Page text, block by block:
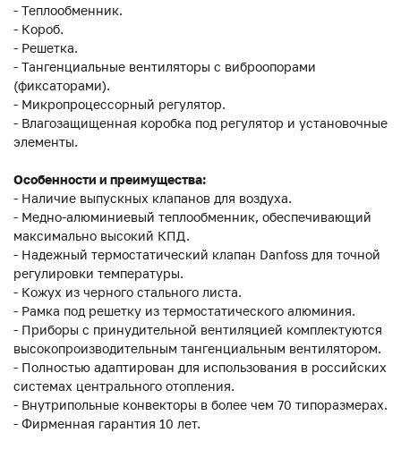
- Теплообменник.
- Короб.
- Решетка.
- Тангенциальные вентиляторы с виброопорами
(фиксаторами).
- Микропроцессорный регулятор.
- Влагозащищенная коробка под регулятор и установочные
элементы.
Особенности и преимущества:
- Наличие выпускных клапанов для воздуха.
- Медно-алюминиевый теплообменник, обеспечивающий
максимально высокий КПД.
- Надежный термостатический клапан Danfoss для точной
регулировки температуры.
- Кожух из черного стального листа.
- Рамка под решетку из термостатического алюминия.
- Приборы с принудительной вентиляцией комплектуются
высокопроизводительным тангенциальным вентилятором.
- Полностью адаптирован для использования в российских
системах центрального отопления.
- Внутрипольные конвекторы в более чем 70 типоразмерах.
- Фирменная гарантия 10 лет.